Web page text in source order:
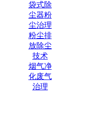
袋式除
尘器粉
尘治理
粉尘排
放除尘
技术
烟气净
化废气
治理